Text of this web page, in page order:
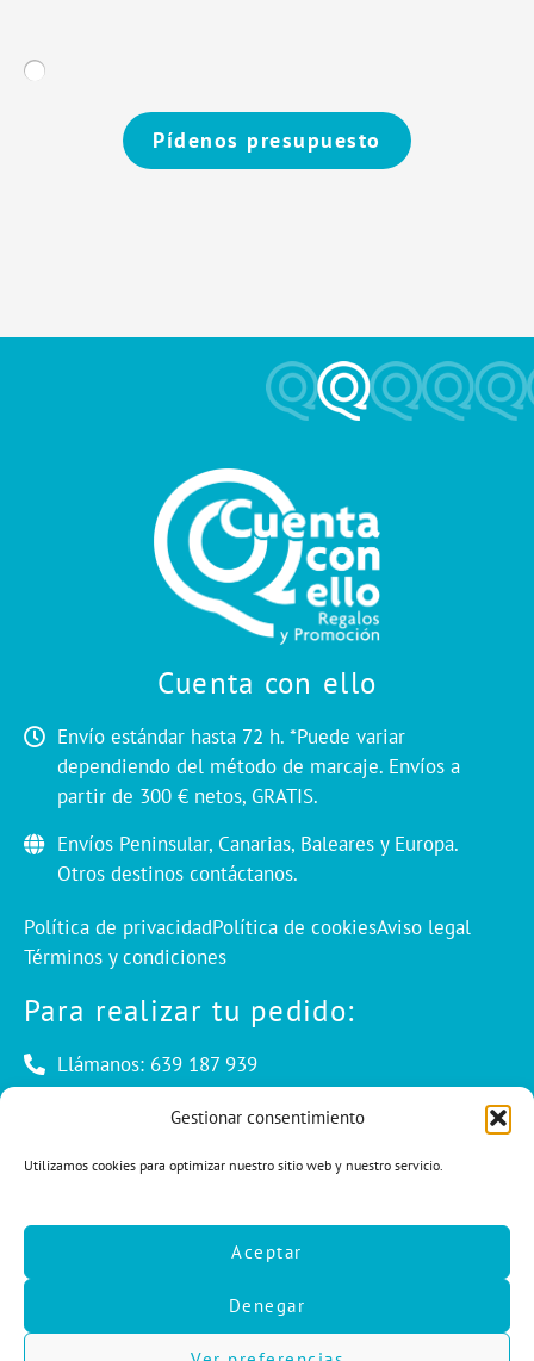
Gestionar consentimiento
Utilizamos cookies para optimizar nuestro sitio web y nuestro servicio.
Aceptar
Denegar
Pídenos presupuesto
Cuenta con ello
Envío estándar hasta 72 h. *Puede variar
dependiendo del método de marcaje. Envíos a
partir de 300 € netos, GRATIS.
Envíos Peninsular, Canarias, Baleares y Europa.
Otros destinos contáctanos.
Política de privacidadPolítica de cookiesAviso legal
Términos y condiciones
Para realizar tu pedido:
Llámanos: 639 187 939
Envíanos un mail: info@cuentaconello.com
info@cuentaconello.com
a n i